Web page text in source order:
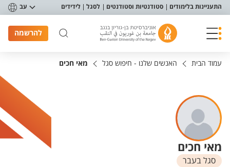
תפריט נגישות
התעניינות בלימודים סטודנטיות וסטודנטים לסגל לידידים עב
להרשמה
עמוד הבית האנשים שלנו - חיפוש סגל מאי חכים
מאי חכים
סגל בעבר